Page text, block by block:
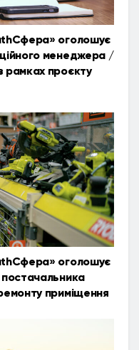
оголошує
менеджера /
рамках проєкту
оголошує
приміщення